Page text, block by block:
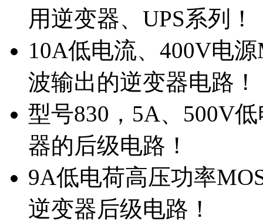
用逆变器、UPS系列！
10A低电流、400V电
波输出的逆变器电路！
型号830，5A、500V
器的后级电路！
9A低电荷高压功率
逆变器后级电路！